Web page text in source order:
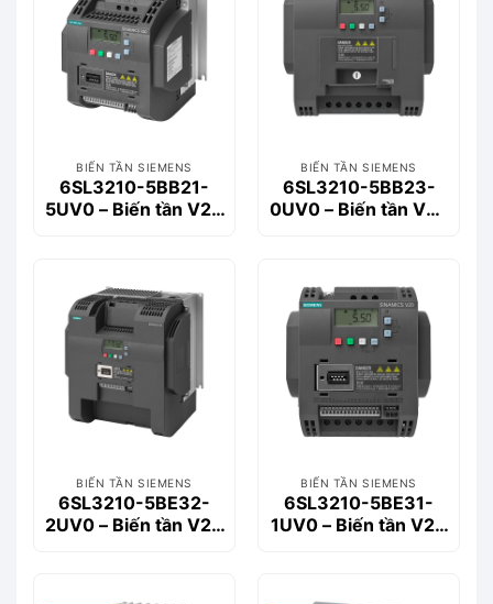
BIẾN TẦN SIEMENS
6SL3210-5BB21-
5UV0 – Biến tần V20
BIẾN TẦN SIEMENS
6SL3210-5BB23-
0UV0 – Biến tần V20
BIẾN TẦN SIEMENS
6SL3210-5BE32-
2UV0 – Biến tần V20
BIẾN TẦN SIEMENS
6SL3210-5BE31-
1UV0 – Biến tần V20